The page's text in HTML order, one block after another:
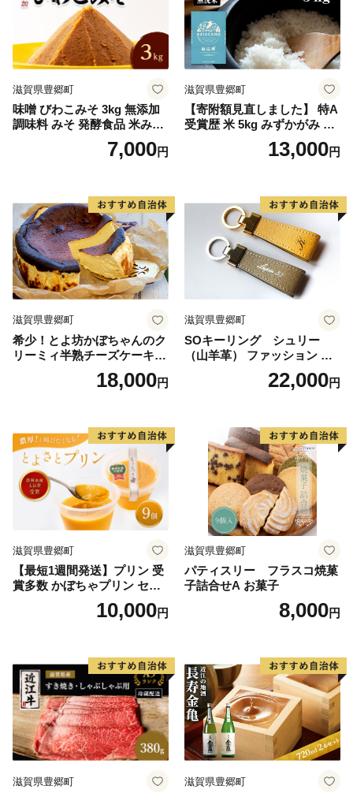
滋賀県豊郷町
味噌 びわこみそ 3kg 無添加
調味料 みそ 発酵食品 米みそ
7,000円
滋賀県豊郷町
【寄附額見直しました】 特A
受賞歴 米 5kg みずかがみ 無
洗米 令和7年産 お米 ミズカ
ガミ 近江米 こめ コメ13,000円
滋賀県豊郷町
希少！とよ坊かぼちゃんのク
リーミィ半熟チーズケーキ
（バスク風） お菓子 洋菓子
18,000円
滋賀県豊郷町
SOキーリング シュリー
（山羊革） ファッション 小
物 アクセサリー 雑貨 日用品
文房具 レザー 高級革 名入れ
22,000円
滋賀県豊郷町
【最短1週間発送】プリン 受
賞多数 かぼちゃプリン セッ
ト とよさとプリン満足セッ
10,000円
滋賀県豊郷町
パティスリー フラスコ焼菓
子詰合せA お菓子
8,000円
滋賀県豊郷町 滋賀県豊郷町